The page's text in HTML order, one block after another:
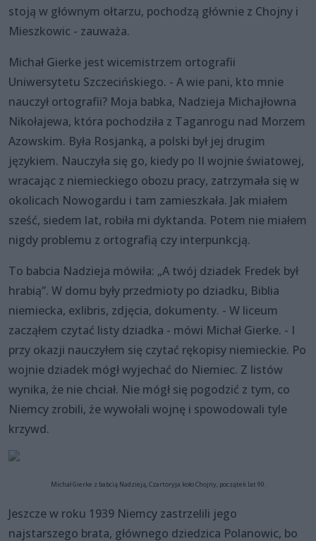
stoją w głównym ołtarzu, pochodzą głównie z Chojny i
Mieszkowic - zauważa.
Michał Gierke jest wicemistrzem ortografii
Uniwersytetu Szczecińskiego. - A wie pani, kto mnie
nauczył ortografii? Moja babka, Nadzieja Michajłowna
Nikołajewa, która pochodziła z Taganrogu nad Morzem
Azowskim. Była Rosjanką, a polski był jej drugim
językiem. Nauczyła się go, kiedy po II wojnie światowej,
wracając z niemieckiego obozu pracy, zatrzymała się w
okolicach Nowogardu i tam zamieszkała. Jak miałem
sześć, siedem lat, robiła mi dyktanda. Potem nie miałem
nigdy problemu z ortografią czy interpunkcją.
To babcia Nadzieja mówiła: „A twój dziadek Fredek był
hrabią”. W domu były przedmioty po dziadku, Biblia
niemiecka, exlibris, zdjęcia, dokumenty. - W liceum
zacząłem czytać listy dziadka - mówi Michał Gierke. - I
przy okazji nauczyłem się czytać rękopisy niemieckie. Po
wojnie dziadek mógł wyjechać do Niemiec. Z listów
wynika, że nie chciał. Nie mógł się pogodzić z tym, co
Niemcy zrobili, że wywołali wojnę i spowodowali tyle
krzywd.
Michał Gierke z babcią Nadzieją, Czartoryja koło Chojny, początek lat 90.
Jeszcze w roku 1939 Niemcy zastrzelili jego
najstarszego brata, głównego dziedzica Polanowic, bo